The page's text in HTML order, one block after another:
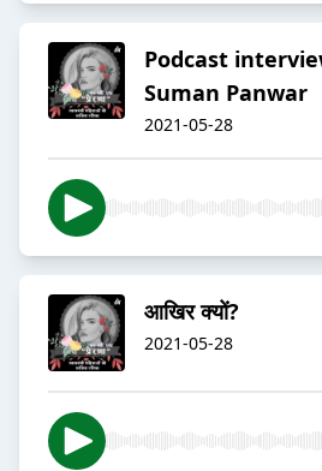
Podcast
Suman Panwar
2021-05-28
आखिर क्यों?
2021-05-28